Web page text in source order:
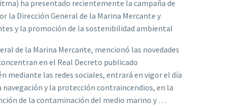
ha presentado recientemente la campaña de
la Dirección General de la Marina Mercante y
y la promoción de la sostenibilidad ambiental
de la Marina Mercante, mencionó las novedades
en el Real Decreto publicado
mediante las redes sociales, entrará en vigor el día
y la protección contraincendios, en la
de la contaminación del medio marino y …